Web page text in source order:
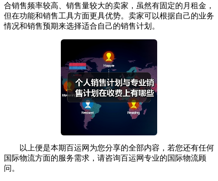
合销售频率较高、销售量较大的卖家，虽然有固定的月租金，
但在功能和销售工具方面更具优势。卖家可以根据自己的业务
情况和销售预期来选择适合自己的销售计划。
以上便是本期百运网为您分享的全部内容，若您还有任何
国际物流方面的服务需求，请咨询百运网专业的国际物流顾
问。